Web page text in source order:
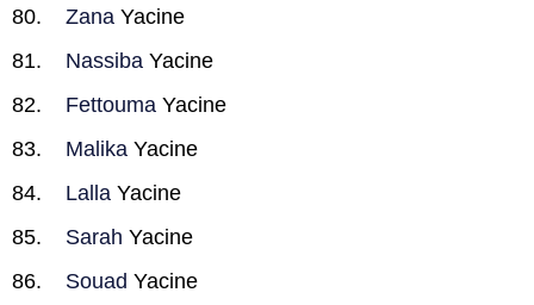
Zana Yacine
Nassiba Yacine
Fettouma Yacine
Malika Yacine
Lalla Yacine
Sarah Yacine
Souad Yacine